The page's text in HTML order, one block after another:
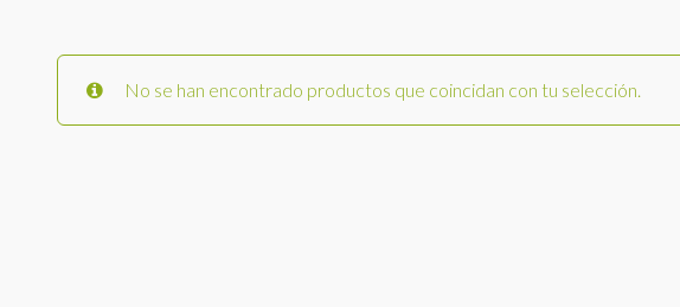
No se han encontrado productos que coincidan con tu selección.